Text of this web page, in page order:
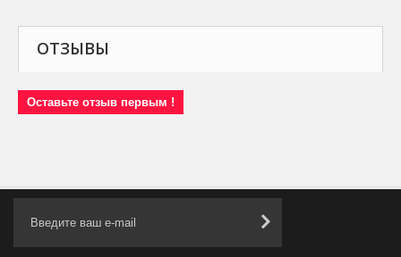
ОТЗЫВЫ
Оставьте отзыв первым !